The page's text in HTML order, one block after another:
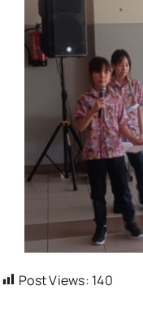
Post Views: 140